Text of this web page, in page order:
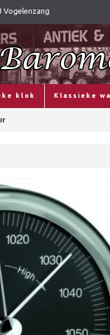
Vogelenzang
klok Klassieke